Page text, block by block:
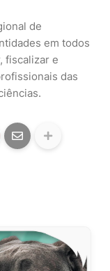
de
em todos
fiscalizar e
das